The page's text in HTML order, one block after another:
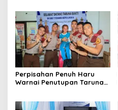
Perpisahan Penuh Haru
Warnai Penutupan Taruna